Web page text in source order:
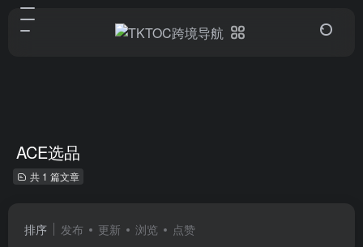
ACE选品
共 1 篇文章
排序 发布 更新 浏览 点赞